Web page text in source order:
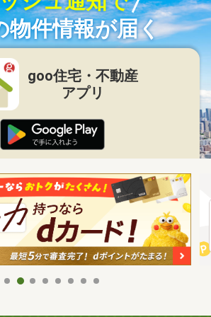
物件情報が届く
goo住宅・不動産
アプリ